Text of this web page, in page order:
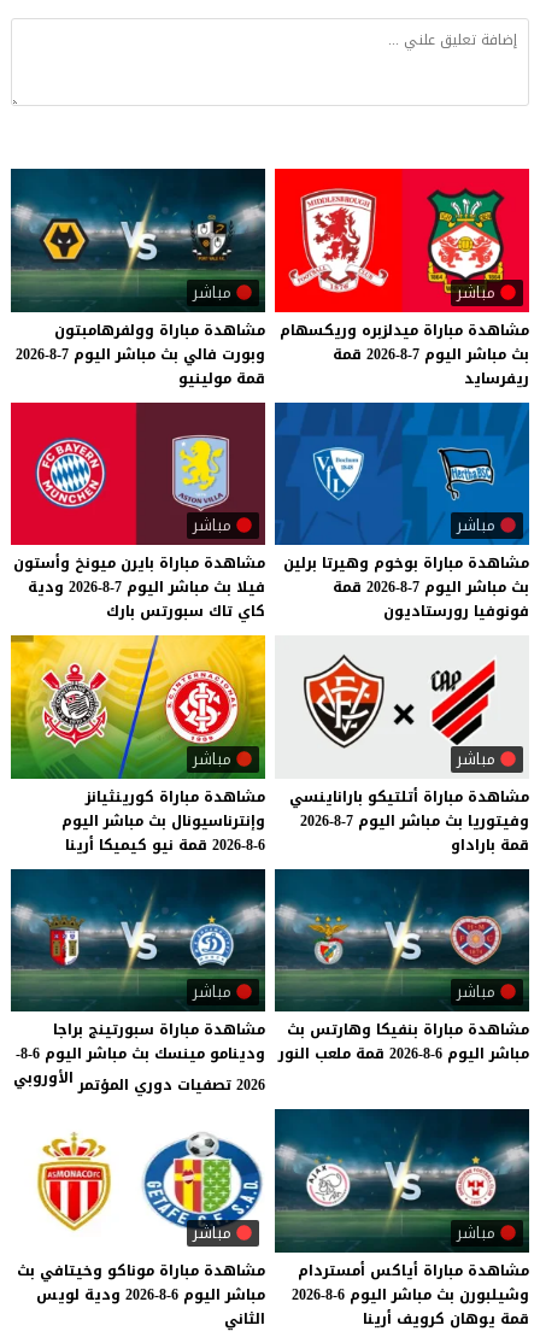
مباشر
مشاهدة مباراة ميدلزبره وريكسهام
بث مباشر اليوم 7-8-2026
قمة
ريفرسايد
مباشر
مشاهدة مباراة وولفرهامبتون
وبورت فالي بث مباشر اليوم 7-8-2026
قمة مولينيو
مباشر
مشاهدة مباراة بوخوم وهيرتا برلين
بث مباشر اليوم 7-8-2026
قمة
فونوفيا رورستاديون
مباشر
مشاهدة مباراة بايرن ميونخ وأستون
فيلا بث مباشر اليوم 7-8-2026
ودية
كاي تاك سبورتس بارك
مباشر
مشاهدة مباراة أتلتيكو باراناينسي
وفيتوريا بث مباشر اليوم 7-8-2026
قمة باراداو
مباشر
مشاهدة مباراة كورينثيانز
وإنترناسيونال بث مباشر اليوم
6-8-2026
قمة نيو كيميكا أرينا
مباشر
مشاهدة مباراة بنفيكا وهارتس بث
مباشر اليوم 6-8-2026 قمة ملعب النور
مباشر
مشاهدة مباراة سبورتينج براجا
ودينامو مينسك بث مباشر اليوم 6-8-
2026 تصفيات دوري المؤتمر
الأوروبي
مباشر
مشاهدة مباراة أياكس أمستردام
وشيلبورن بث مباشر اليوم 6-8-2026
قمة يوهان كرويف أرينا
مباشر
مشاهدة مباراة موناكو وخيتافي بث
مباشر اليوم 6-8-2026 ودية لويس
الثاني